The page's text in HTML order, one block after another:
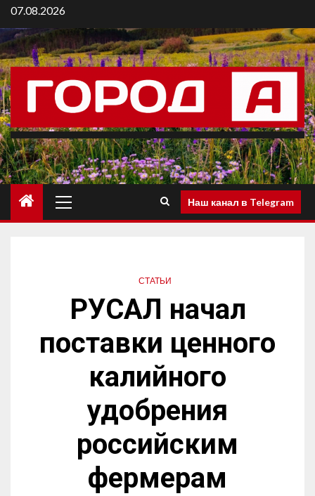
07.08.2026
Наш канал в Telegram
СТАТЬИ
РУСАЛ начал
поставки ценного
калийного
удобрения
российским
фермерам